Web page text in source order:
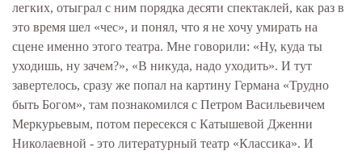
легких, отыграл с ним порядка десяти спектаклей, как раз в
это время шел «чес», и понял, что я не хочу умирать на
сцене именно этого театра. Мне говорили: «Ну, куда ты
уходишь, ну зачем?», «В никуда, надо уходить». И тут
завертелось, сразу же попал на картину Германа «Трудно
быть Богом», там познакомился с Петром Васильевичем
Меркурьевым, потом пересекся с Катышевой Дженни
Николаевной - это литературный театр «Классика». И